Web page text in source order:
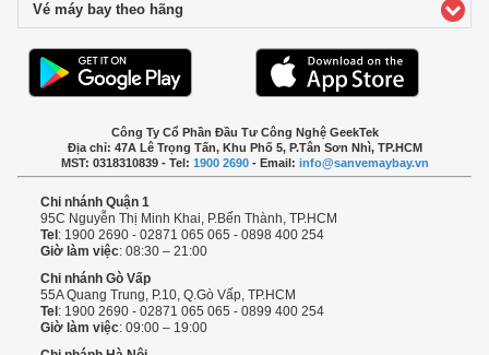
Vé máy bay theo hãng
Công Ty Cổ Phần Đầu Tư Công Nghệ GeekTek
Địa chỉ: 47A Lê Trọng Tấn, Khu Phố 5, P.Tân Sơn Nhì, TP.HCM
MST: 0318310839 - Tel: 1900 2690- Email: info@sanvemaybay.vn
Chi nhánh Quận 1
95C Nguyễn Thị Minh Khai, P.Bến Thành, TP.HCM
Tel: 1900 2690 - 02871 065 065 - 0898 400 254
Giờ làm việc: 08:30 – 21:00
Chi nhánh Gò Vấp
55A Quang Trung, P.10, Q.Gò Vấp, TP.HCM
Tel: 1900 2690 - 02871 065 065 - 0899 400 254
Giờ làm việc: 09:00 – 19:00